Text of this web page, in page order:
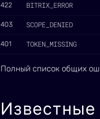
422 BITRIX_ERROR
403 SCOPE_DENIED
401 TOKEN_MISSING
Полный список общих
Известные